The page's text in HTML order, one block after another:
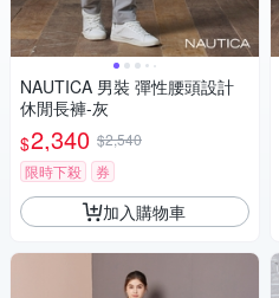
NAUTICA 男裝 彈性腰頭設計
休閒長褲-灰
$2,340 $2,540
限時下殺
券
加入購物車